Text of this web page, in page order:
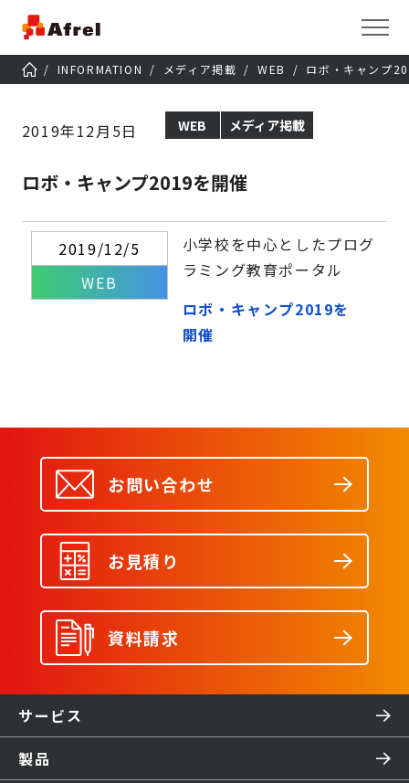
INFORMATION メディア掲載 WEB ロボ・キャンプ
2019年12月5日 WEB メディア掲載
ロボ・キャンプ2019を開催
2019/12/5
WEB
小学校を中心としたプログ
ラミング教育ポータル
ロボ・キャンプ2019を
開催
お問い合わせ
お見積り
資料請求
サービス
製品